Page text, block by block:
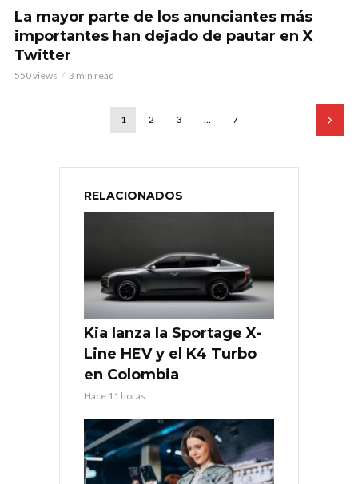
La mayor parte de los anunciantes más
importantes han dejado de pautar en X
Twitter
550 views 3 min read
1 2 3 … 7
RELACIONADOS
Kia lanza la Sportage X-
Line HEV y el K4 Turbo
en Colombia
Hace 11 horas